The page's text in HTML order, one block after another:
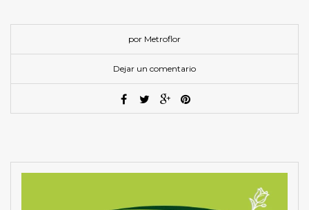
por Metroflor
Dejar un comentario